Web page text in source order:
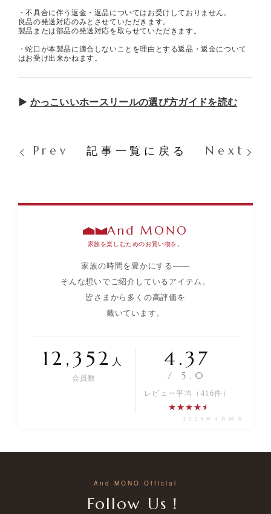
・不具合に伴う返金・返品についてはお受けしておりません。
良品の発送対応のみとさせていただきます。
製品または部品の発送対応を取らせていただきます。
・蛇口が本製品に適合しないことを理由とする返品・返金について
はお受け出来かねます。
▶ かっこいいホースリールの選び方ガイドを読む
Prev 記事一覧に戻る Next
And MONO
家族を楽しむためのお買い物を。
家族の時間を豊かにする——
そんな想いでご紹介しているアイテム。
皆さまから多くの高評価を
戴いています。
12,352 人
会員数
4.37
/ 5.0
レビュー平均（416件）
★★★★ ★
2026年4月時点
And MONO Official
Follow Us！